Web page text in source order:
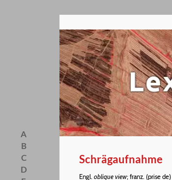
A
B
C
D
Schrägaufnahme
Engl. oblique view; franz. (prise de)